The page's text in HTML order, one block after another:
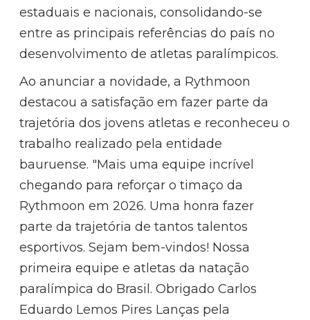
estaduais e nacionais, consolidando-se
entre as principais referências do país no
desenvolvimento de atletas paralímpicos.
Ao anunciar a novidade, a Rythmoon
destacou a satisfação em fazer parte da
trajetória dos jovens atletas e reconheceu o
trabalho realizado pela entidade
bauruense. "Mais uma equipe incrível
chegando para reforçar o timaço da
Rythmoon em 2026. Uma honra fazer
parte da trajetória de tantos talentos
esportivos. Sejam bem-vindos! Nossa
primeira equipe e atletas da natação
paralímpica do Brasil. Obrigado Carlos
Eduardo Lemos Pires Lanças pela